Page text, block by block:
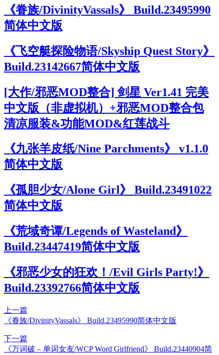
《眷族/DivinityVassals》 Build.23495990
简体中文版
《飞空艇探险物语/Skyship Quest Story》
Build.23142667简体中文版
[大作/邪恶MOD整合] 剑星 Ver1.41 完美
中文版（非虚拟机）+邪恶MOD整合包
清凉服装&功能MOD&红莲战斗
《九张羊皮纸/Nine Parchments》 v1.1.0
简体中文版
《孤胆少女/Alone Girl》 Build.23491022
简体中文版
《荒域奇谭/Legends of Wasteland》
Build.23447419简体中文版
《邪恶少女的狂欢！/Evil Girls Party!》
Build.23392766简体中文版
上一篇
《眷族/DivinityVassals》 Build.23495990简体中文版
下一篇
《万词破 – 单词女友/WCP Word Girlfriend》 Build.23440904简